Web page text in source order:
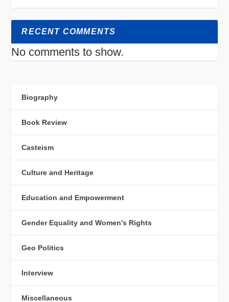
RECENT COMMENTS
No comments to show.
Biography
Book Review
Casteism
Culture and Heritage
Education and Empowerment
Gender Equality and Women's Rights
Geo Politics
Interview
Miscellaneous